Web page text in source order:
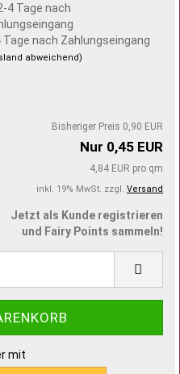
Tage nach Zahlungseingang
abweichend)
Bisheriger Preis 0,90 EUR
Nur 0,45 EUR
4,84 EUR pro qm
inkl. 19% MwSt. zzgl. Versand
Jetzt als Kunde registrieren
und Fairy Points sammeln!
mit